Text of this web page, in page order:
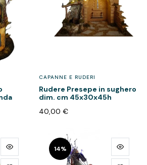
CAPANNE E RUDERI
Rudere Presepe in sughero
dim. cm 45x30x45h
40,00 €
14%